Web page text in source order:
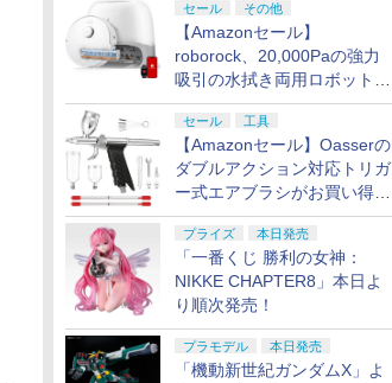
セール その他
【Amazonセール】
roborock、20,000Paの強力
吸引の水拭き両用ロボット掃
除機「Qrevo Curv 2 Flow」
がお買い得！
セール 工具
【Amazonセール】Oasserの
ダブルアクション対応トリガ
ー式エアブラシがお買い得価
格で登場！
プライズ 本日発売
「一番くじ 勝利の女神：
NIKKE CHAPTER8」本日よ
り順次発売！
プラモデル 本日発売
「機動新世紀ガンダムX」よ